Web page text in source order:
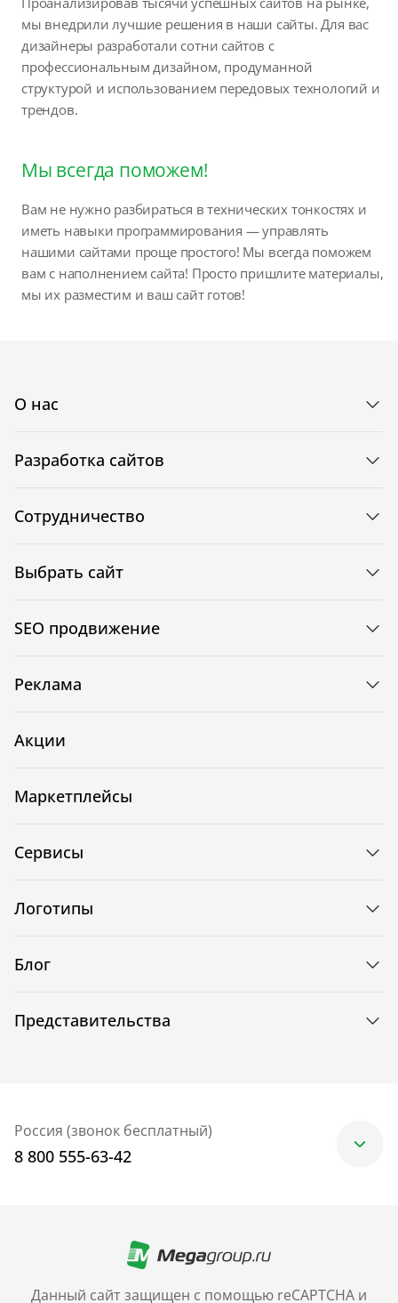
мы внедрили лучшие решения в наши сайты. Для вас
дизайнеры разработали сотни сайтов с
профессиональным дизайном, продуманной
структурой и использованием передовых технологий и
трендов.
Мы всегда поможем!
Вам не нужно разбираться в технических тонкостях и
иметь навыки программирования — управлять
нашими сайтами проще простого! Мы всегда поможем
вам с наполнением сайта! Просто пришлите материалы,
мы их разместим и ваш сайт готов!
Данный сайт защищен с помощью reCAPTCHA и
О нас
Разработка сайтов
Сотрудничество
Выбрать сайт
SEO продвижение
Реклама
Акции
Маркетплейсы
Сервисы
Логотипы
Блог
Представительства
Россия (звонок бесплатный)
8 800 555-63-42
+7 (499) 705-30-10
Санкт-Петербург